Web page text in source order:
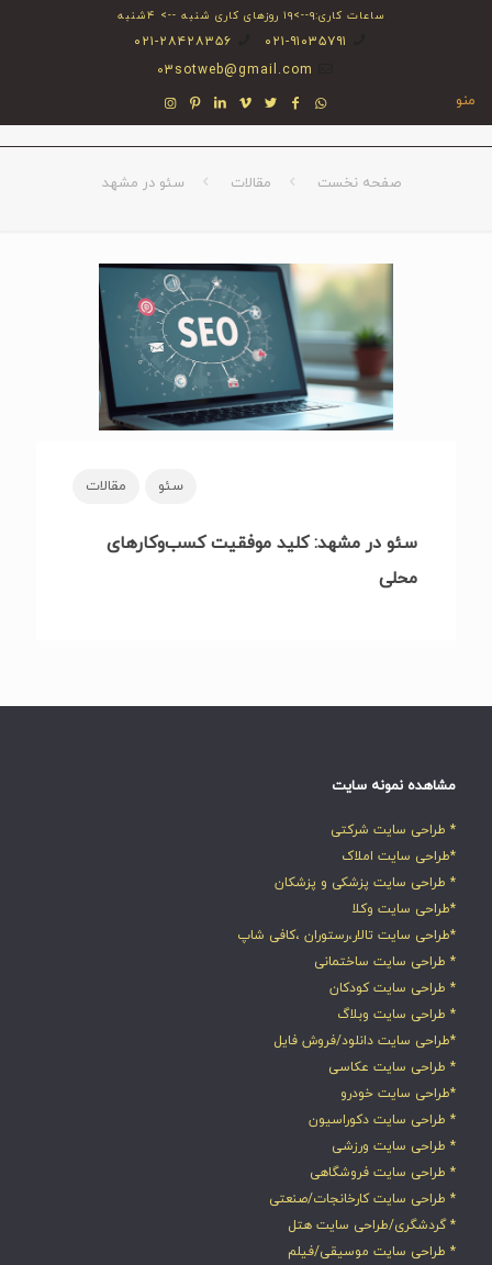
ساعات کاری:۹-->۱۹ روزهای کاری شنبه --> ۴شنبه
۰۲۱-۹۱۰۳۵۷۹۱
۰۲۱-۲۸۴۲۸۳۵۶
03sotweb@gmail.com
منو
صفحه نخست مقالات سئو در مشهد
سئو مقالات
سئو در مشهد: کلید موفقیت کسب‌وکارهای
محلی
مشاهده نمونه سایت
* طراحی سایت شرکتی
*طراحی سایت املاک
* طراحی سایت پزشکی و پزشکان
*طراحی سایت وکلا
*طراحی سایت تالار،رستوران ،کافی شاپ
* طراحی سایت ساختمانی
* طراحی سایت کودکان
* طراحی سایت وبلاگ
*طراحی سایت دانلود/فروش فایل
* طراحی سایت عکاسی
*طراحی سایت خودرو
* طراحی سایت دکوراسیون
* طراحی سایت ورزشی
* طراحی سایت فروشگاهی
* طراحی سایت کارخانجات/صنعتی
* گردشگری/طراحی سایت هتل
* طراحی سایت موسیقی/فیلم